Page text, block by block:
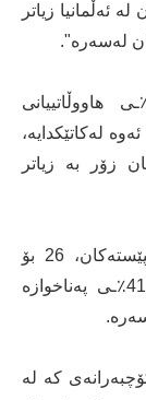
ئەڵمانیا زیاتر
لەسەرە".
توێژینەوەکەدا ئەوە دەرکەوتووە، 10٪ـی هاووڵاتییانی
لەکاتێکدایە،
زۆر بە زیاتر
بەگوێرەی نێوندەکە، 30٪ـی پەناخوازە رەشپێستەکان، 26 بۆ
30٪ـی پەناخوازە ئاسییەکان و 38 تاوەکو 41٪ـی پەناخوازە
کە لە